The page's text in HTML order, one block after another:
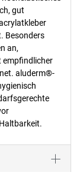
gut
Besonders
an,
empfindlicher
aluderm®-